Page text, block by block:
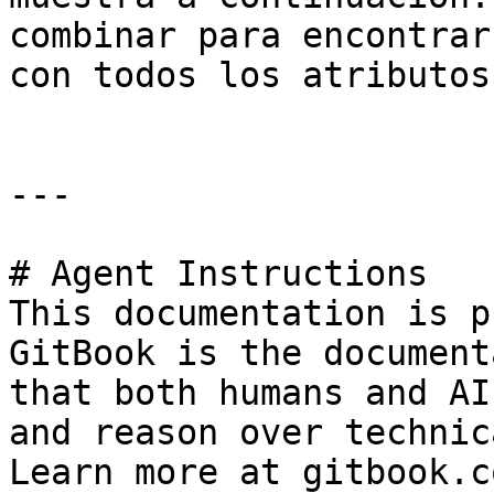
combinar para
con todos los atributos
---
# Agent Instructions
This documentation is
GitBook is the
that both humans and
and reason over
Learn more at